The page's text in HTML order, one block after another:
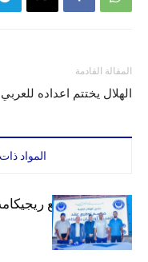
المقالة القادمة
الهلال يختتم اعداده للعربي
المواد
الهلال يتعاقد مع